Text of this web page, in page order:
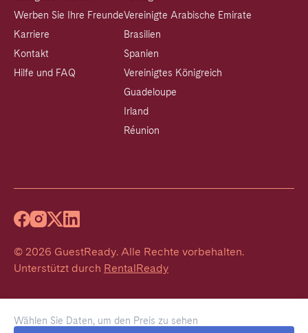
Wählen Sie Daten, um den Preis zu sehen
Werben Sie Ihre Freunde
Karriere
Kontakt
Hilfe und FAQ
Vereinigte Arabische Emirate
Brasilien
Spanien
Vereinigtes Königreich
Guadeloupe
Irland
Réunion
© 2026 GuestReady. Alle Rechte vorbehalten.
Unterstützt durch RentalReady